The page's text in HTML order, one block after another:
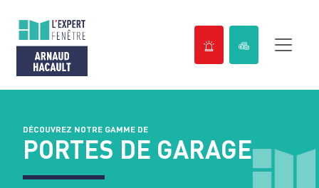
contenuDÉCOUVREZ NOTRE GAMME DE
PORTES DE GARAGE